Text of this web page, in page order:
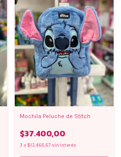
Mochila Peluche de Stitch
$37.400,00
3 x $12.466,67 sin interés